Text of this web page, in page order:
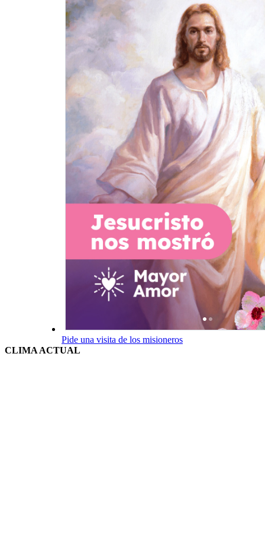
Pide una visita de los misioneros
CLIMA ACTUAL